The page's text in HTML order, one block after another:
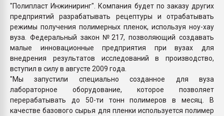
"Полипласт Инжиниринг". Компания будет по заказу других
предприятий разрабатывать рецептуры и отрабатывать
режимы получения полимерных пленок, используя ноу-хау
вуза. Федеральный закон №217, позволяющий создавать
малые инновационные предприятия при вузах для
внедрения результатов исследований в производство,
вступил в силу в августе 2009 года.
"Мы запустили специально созданное для вуза
лабораторное оборудование, которое позволяет
перерабатывать до 50-ти тонн полимеров в месяц. В
качестве базового сырья для пленки используется полимер